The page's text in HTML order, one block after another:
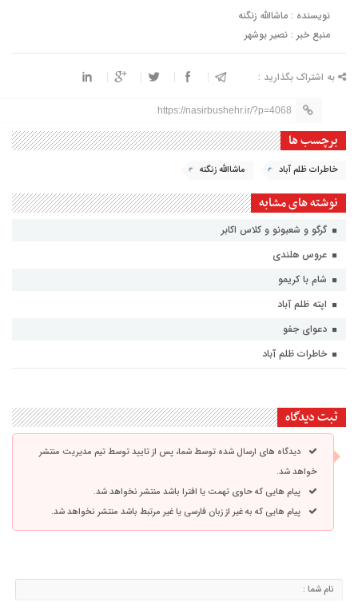
نویسنده : ماشاالله زنگنه
منبع خبر : نصیر بوشهر
به اشتراک بگذارید :
https://nasirbushehr.ir/?p=4068
برچسب ها
خاطرات ظلم آباد ماشاالله زنگنه
نوشته های مشابه
گرگو و شعبونو و کلاس اکابر
عروس هلندی
شام با کریمو
اپته ظلم آباد
دعوای جفو
خاطرات ظلم آباد
ثبت دیدگاه
دیدگاه های ارسال شده توسط شما، پس از تایید توسط تیم مدیریت منتشر
خواهد شد.
پیام هایی که حاوی تهمت یا افترا باشد منتشر نخواهد شد.
پیام هایی که به غیر از زبان فارسی یا غیر مرتبط باشد منتشر نخواهد شد.